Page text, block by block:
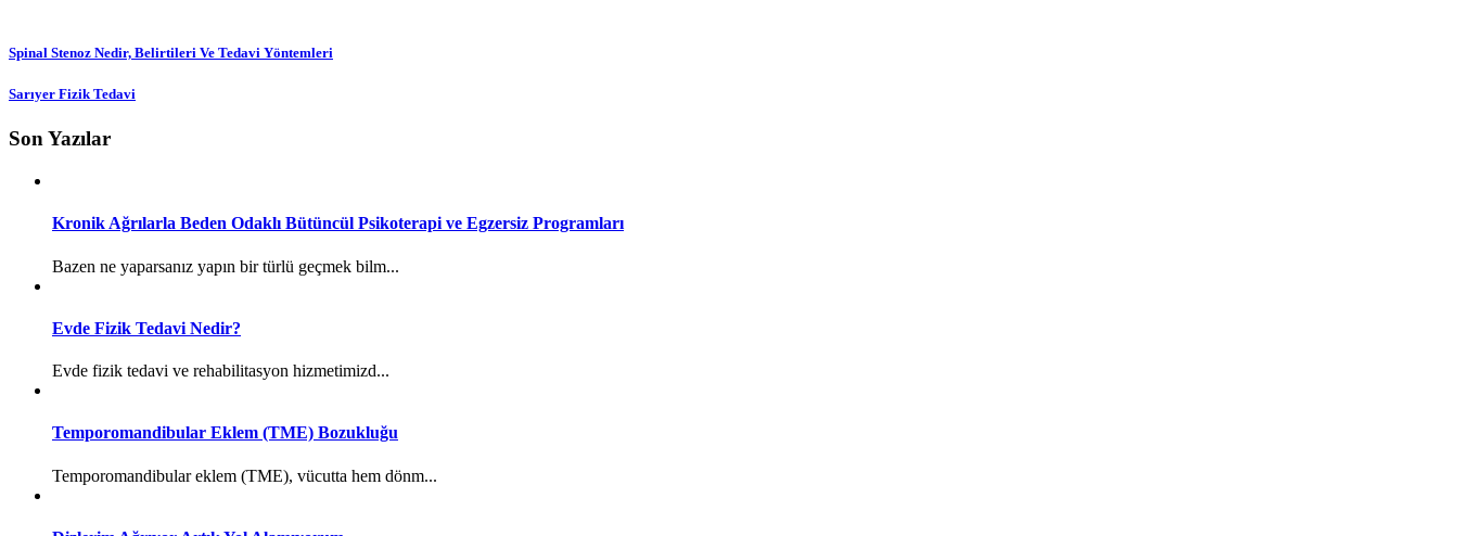
Spinal Stenoz Nedir, Belirtileri Ve Tedavi Yöntemleri
Sarıyer Fizik Tedavi
Son Yazılar
Kronik Ağrılarla Beden Odaklı Bütüncül Psikoterapi ve Egzersiz Programları
Bazen ne yaparsanız yapın bir türlü geçmek bilm...
Evde Fizik Tedavi Nedir?
Evde fizik tedavi ve rehabilitasyon hizmetimizd...
Temporomandibular Eklem (TME) Bozukluğu
Temporomandibular eklem (TME), vücutta hem dönm...